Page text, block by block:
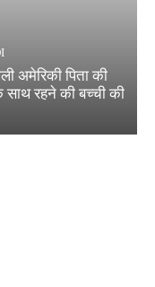
अमेरिकी पिता की
साथ रहने की बच्ची की